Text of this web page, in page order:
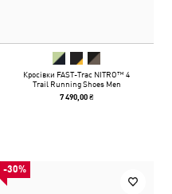
Кросівки FAST-Trac NITRO™ 4
Trail Running Shoes Men
7 490,00 ₴
-30%